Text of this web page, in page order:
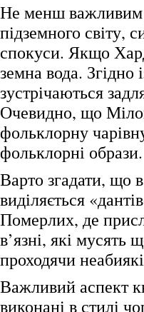
Не менш важливим
підземного світу,
спокуси. Якщо
земна вода. Згідно
зустрічаються
Очевидно, що
фольклорну
фольклорні образи.
Варто згадати, що в
виділяється
Померлих, де
в’язні, які мусять
проходячи
Важливий аспект
виконані в стилі